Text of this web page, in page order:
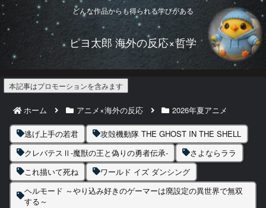
どんな作品からも得られる学びがある
ピヨ太郎 海外の反応×哲学
本記事はプロモーションを含みます
ホーム アニメ×海外の反応 2026年夏アニメ
逃げ上手の若君
攻殻機動隊 THE GHOST IN THE SHELL
クレバテスⅡ-魔獣の王と偽りの勇者伝承-
さよならララ
これ描いて死ね
ワールド イズ ダンシング
ヘルモード ～やり込み好きのゲーマーは廃設定の異世界で無双
する～